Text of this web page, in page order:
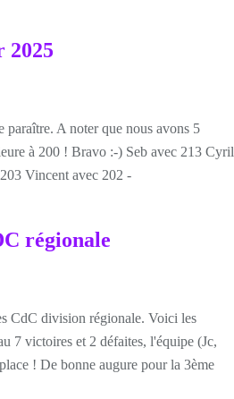
2025
A noter que nous avons 5
à 200 ! Bravo :-) Seb avec 213 Cyril
Vincent avec 202 -
régionale
CdC division régionale. Voici les
7 victoires et 2 défaites, l'équipe (Jc,
! De bonne augure pour la 3ème